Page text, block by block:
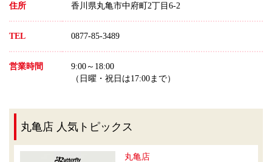
住所 香川県丸亀市中府町2丁目6-2
TEL 0877-85-3489
営業時間
9:00～18:00
（日曜・祝日は17:00まで）
丸亀店 人気トピックス
丸亀店